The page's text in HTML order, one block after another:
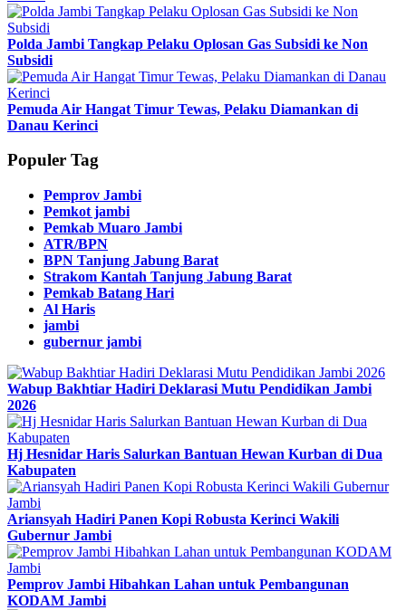
Polda Jambi Tangkap Pelaku Oplosan Gas Subsidi ke Non
Subsidi
Pemuda Air Hangat Timur Tewas, Pelaku Diamankan di
Danau Kerinci
Populer Tag
Pemprov Jambi
Pemkot jambi
Pemkab Muaro Jambi
ATR/BPN
BPN Tanjung Jabung Barat
Strakom Kantah Tanjung Jabung Barat
Pemkab Batang Hari
Al Haris
jambi
gubernur jambi
Wabup Bakhtiar Hadiri Deklarasi Mutu Pendidikan Jambi
2026
Hj Hesnidar Haris Salurkan Bantuan Hewan Kurban di Dua
Kabupaten
Ariansyah Hadiri Panen Kopi Robusta Kerinci Wakili
Gubernur Jambi
Pemprov Jambi Hibahkan Lahan untuk Pembangunan
KODAM Jambi